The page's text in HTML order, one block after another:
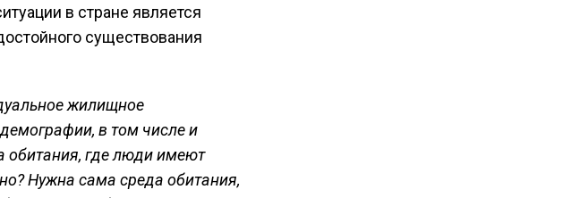
в стране является
существования
жилищное
в том числе и
где люди имеют
Нужна сама среда обитания,